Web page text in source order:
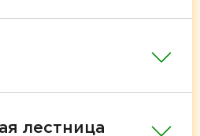
лестница